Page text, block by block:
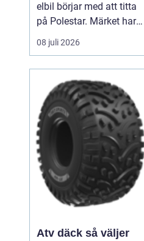
elbil börjar med att titta
på Polestar. Märket har
blivit en symbol för
modern, elektrisk körning
hållbarhet går hand i
hand. Men hur vet du om
en Polestar passar dig,
och vilken modell som är
rätt val?...
08 juli 2026
Atv däck så väljer